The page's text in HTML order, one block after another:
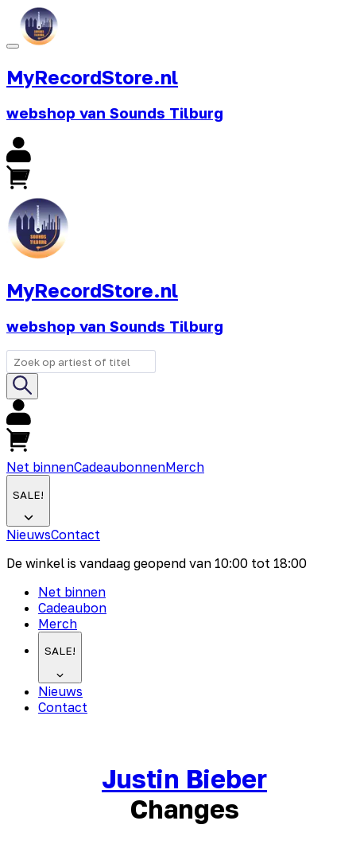
MyRecordStore.nl
webshop van Sounds Tilburg
MyRecordStore.nl
webshop van Sounds Tilburg
Net binnenCadeaubonnenMerch
SALE!
NieuwsContact
De winkel is vandaag geopend van 10:00 tot 18:00
Net binnen
Cadeaubon
Merch
SALE!
Nieuws
Contact
Justin Bieber
Changes